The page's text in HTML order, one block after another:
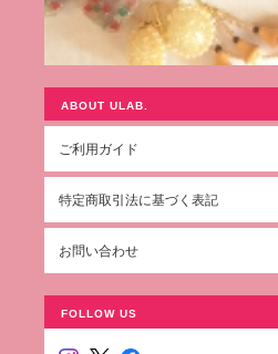
ABOUT ULAB.
ご利用ガイド
特定商取引法に基づく表記
お問い合わせ
FOLLOW US